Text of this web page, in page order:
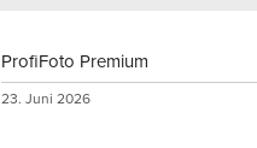
ProfiFoto Premium
23. Juni 2026